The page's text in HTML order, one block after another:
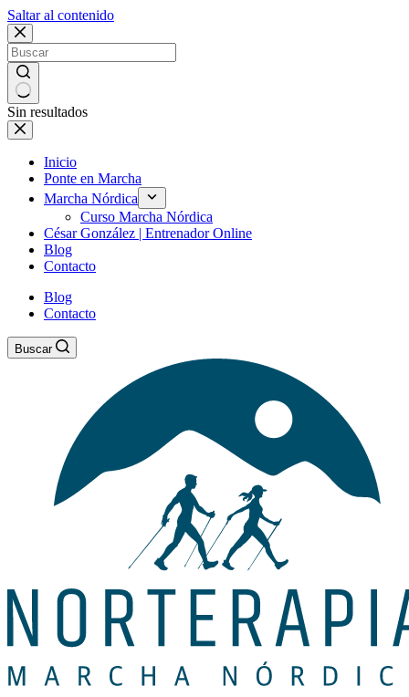
Saltar al contenido
Sin resultados
Inicio
Ponte en Marcha
Marcha Nórdica
Curso Marcha Nórdica
César González | Entrenador Online
Blog
Contacto
Blog
Contacto
Buscar